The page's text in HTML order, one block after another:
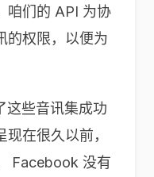
咱们的 API 为协
的权限，以便为
这些音讯集成功
在很久以前，
Facebook 没有